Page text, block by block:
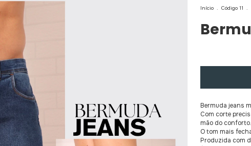
Início . Código 11 .
Bermuda jeans
Com corte
mão do conforto.
O tom mais
Produzida com